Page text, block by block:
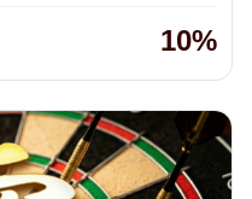
10%